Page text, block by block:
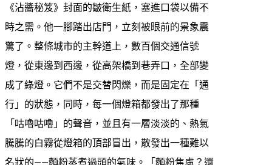
《沾醬秘笈》封面的皺衛生紙，塞進口袋以備不
時之需。他一腳踏出店門，立刻被眼前的景象震
驚了。整條城市的主幹道上，數百個交通信號
燈，從東邊到西邊，從高架橋到巷弄口，全部變
成了綠燈。它們不是交替閃爍，而是固定在「通
行」的狀態，同時，每一個燈箱都發出了那種
「咕嚕咕嚕」的聲音，並且有一層淡淡的、熱氣
騰騰的白霧從燈箱的頂部冒出，散發出一種難以
名狀的——麵粉蒸煮過頭的氣味。「麵粉焦慮？還